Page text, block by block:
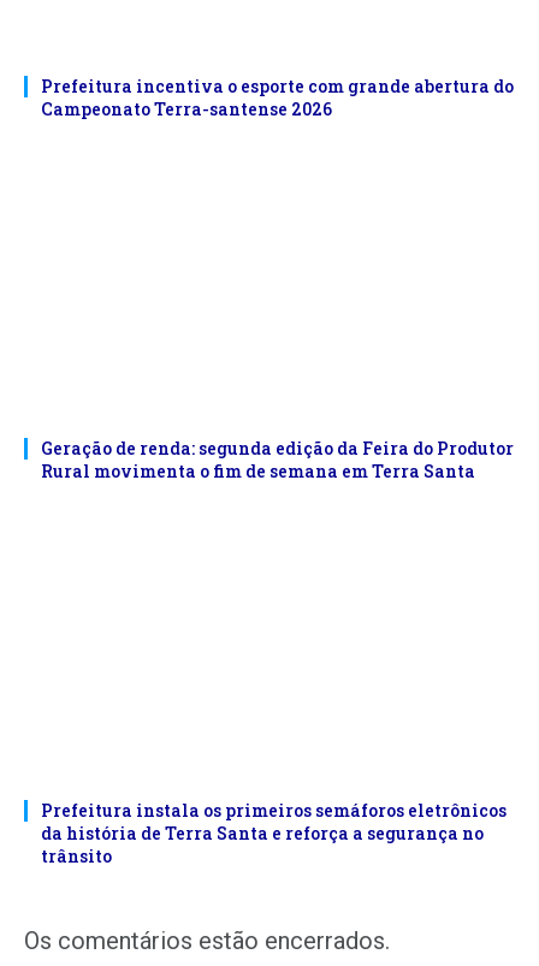
Prefeitura incentiva o esporte com grande abertura do
Campeonato Terra-santense 2026
Geração de renda: segunda edição da Feira do Produtor
Rural movimenta o fim de semana em Terra Santa
Prefeitura instala os primeiros semáforos eletrônicos
da história de Terra Santa e reforça a segurança no
trânsito
Os comentários estão encerrados.